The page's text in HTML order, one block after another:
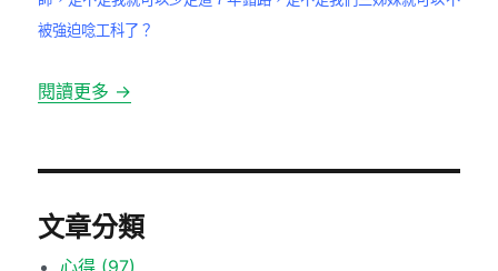
被強迫唸工科了？
閱讀更多 →
文章分類